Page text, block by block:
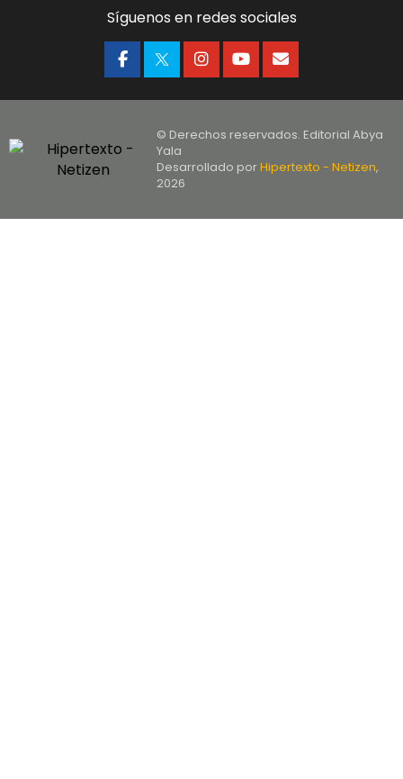
Síguenos en redes sociales
© Derechos reservados. Editorial Abya
Yala
Desarrollado porHipertexto - Netizen,
2026